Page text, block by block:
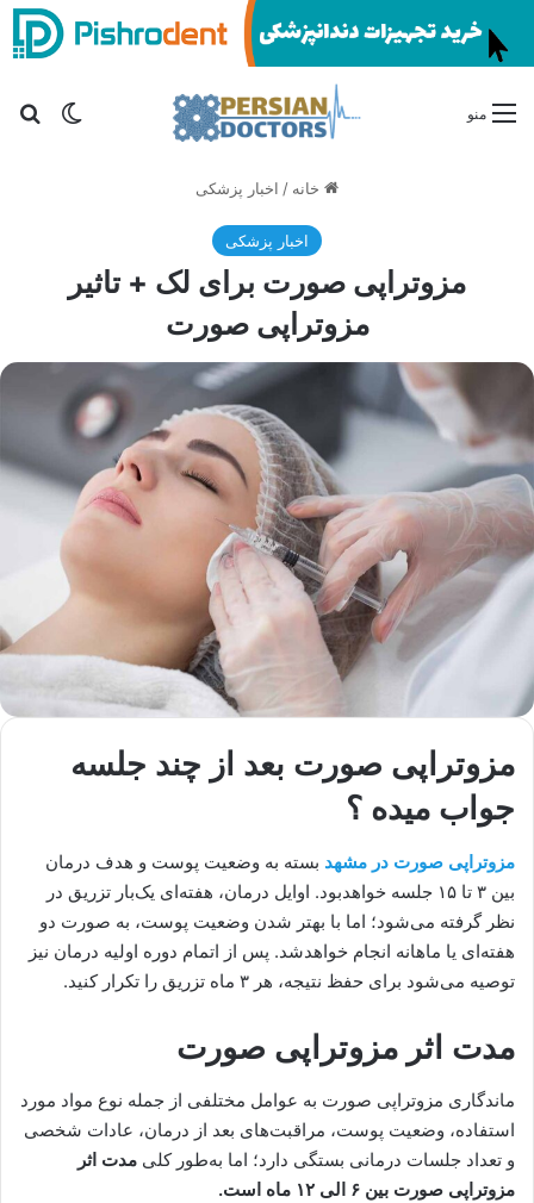
تغییر منو
خانه / اخبار پزشکی
اخبار پزشکی
مزوتراپی صورت برای لک + تاثیر
مزوتراپی صورت
مزوتراپی صورت بعد از چند جلسه
جواب میده ؟
مزوتراپی صورت در مشهد بسته به وضعیت پوست و هدف درمان
بین ۳ تا ۱۵ جلسه خواهدبود. اوایل درمان، هفته‌ای یک‌بار تزریق در
نظر گرفته می‌شود؛ اما با بهتر شدن وضعیت پوست، به صورت دو
هفته‌ای یا ماهانه انجام خواهدشد. پس از اتمام دوره اولیه درمان نیز
توصیه می‌شود برای حفظ نتیجه، هر ۳ ماه تزریق را تکرار کنید.
مدت اثر مزوتراپی صورت
ماندگاری مزوتراپی صورت به عوامل مختلفی از جمله نوع مواد مورد
استفاده، وضعیت پوست، مراقبت‌های بعد از درمان، عادات شخصی
و تعداد جلسات درمانی بستگی دارد؛ اما به‌طور کلی مدت اثر
مزوتراپی صورت بین ۶ الی ۱۲ ماه است.